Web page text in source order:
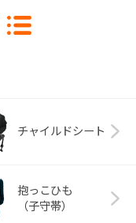
チャイルドシート
抱っこひも
（子守帯）